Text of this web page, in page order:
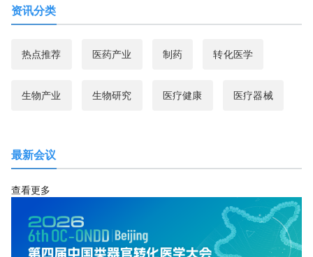
资讯分类
热点推荐 医药产业 制药 转化医学
生物产业 生物研究 医疗健康 医疗器械
最新会议
查看更多